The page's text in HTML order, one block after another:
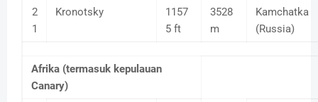
2
1
Kronotsky
1157
5 ft
3528
m
Kamchatka
(Russia)
Afrika (termasuk kepulauan
Canary)